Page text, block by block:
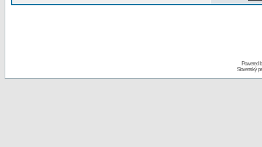
Powered
Slovenský